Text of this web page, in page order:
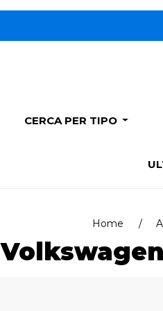
CERCA PER TIPO
Home